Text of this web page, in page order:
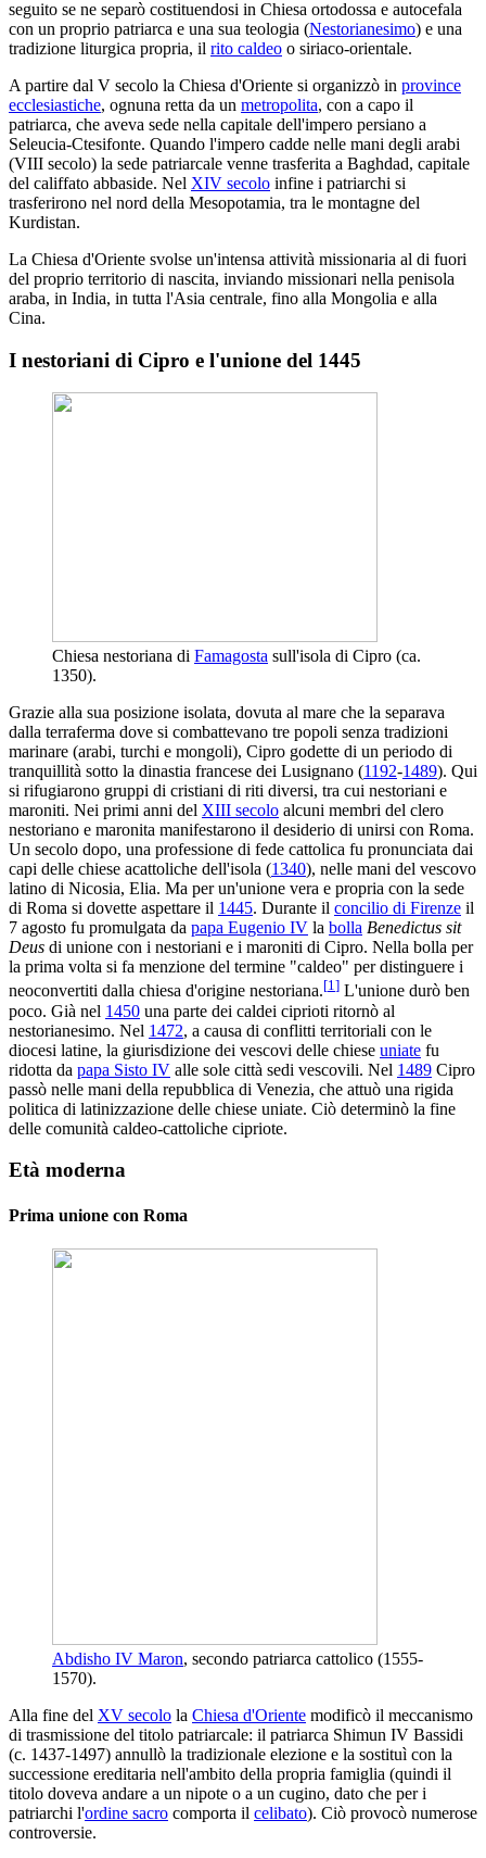
seguito se ne separò costituendosi in Chiesa ortodossa e autocefala
con un proprio patriarca e una sua teologia (Nestorianesimo) e una
tradizione liturgica propria, il rito caldeo o siriaco-orientale.
A partire dal V secolo la Chiesa d'Oriente si organizzò in province
ecclesiastiche, ognuna retta da un metropolita, con a capo il
patriarca, che aveva sede nella capitale dell'impero persiano a
Seleucia-Ctesifonte. Quando l'impero cadde nelle mani degli arabi
(VIII secolo) la sede patriarcale venne trasferita a Baghdad, capitale
del califfato abbaside. Nel XIV secolo infine i patriarchi si
trasferirono nel nord della Mesopotamia, tra le montagne del
Kurdistan.
La Chiesa d'Oriente svolse un'intensa attività missionaria al di fuori
del proprio territorio di nascita, inviando missionari nella penisola
araba, in India, in tutta l'Asia centrale, fino alla Mongolia e alla
Cina.
I nestoriani di Cipro e l'unione del 1445
Chiesa nestoriana di Famagosta sull'isola di Cipro (ca.
1350).
Grazie alla sua posizione isolata, dovuta al mare che la separava
dalla terraferma dove si combattevano tre popoli senza tradizioni
marinare (arabi, turchi e mongoli), Cipro godette di un periodo di
tranquillità sotto la dinastia francese dei Lusignano (1192-1489). Qui
si rifugiarono gruppi di cristiani di riti diversi, tra cui nestoriani e
maroniti. Nei primi anni del XIII secolo alcuni membri del clero
nestoriano e maronita manifestarono il desiderio di unirsi con Roma.
Un secolo dopo, una professione di fede cattolica fu pronunciata dai
capi delle chiese acattoliche dell'isola (1340), nelle mani del vescovo
latino di Nicosia, Elia. Ma per un'unione vera e propria con la sede
di Roma si dovette aspettare il 1445. Durante il concilio di Firenze il
7 agosto fu promulgata da papa Eugenio IV la bolla Benedictus sit
Deus di unione con i nestoriani e i maroniti di Cipro. Nella bolla per
la prima volta si fa menzione del termine "caldeo" per distinguere i
neoconvertiti dalla chiesa d'origine nestoriana.[1] L'unione durò ben
poco. Già nel 1450 una parte dei caldei ciprioti ritornò al
nestorianesimo. Nel 1472, a causa di conflitti territoriali con le
diocesi latine, la giurisdizione dei vescovi delle chiese uniate fu
ridotta da papa Sisto IV alle sole città sedi vescovili. Nel 1489 Cipro
passò nelle mani della repubblica di Venezia, che attuò una rigida
politica di latinizzazione delle chiese uniate. Ciò determinò la fine
delle comunità caldeo-cattoliche cipriote.
Età moderna
Prima unione con Roma
Abdisho IV Maron, secondo patriarca cattolico (1555-
1570).
Alla fine del XV secolo la Chiesa d'Oriente modificò il meccanismo
di trasmissione del titolo patriarcale: il patriarca Shimun IV Bassidi
(c. 1437-1497) annullò la tradizionale elezione e la sostituì con la
successione ereditaria nell'ambito della propria famiglia (quindi il
titolo doveva andare a un nipote o a un cugino, dato che per i
patriarchi l'ordine sacro comporta il celibato). Ciò provocò numerose
controversie.